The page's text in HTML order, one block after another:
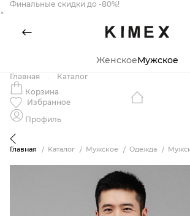
Финальные скидки до -80%!
×
ЖенскоеМужское
Главная
Каталог
Корзина
Избранное
Профиль
Главная Каталог Мужское Одежда